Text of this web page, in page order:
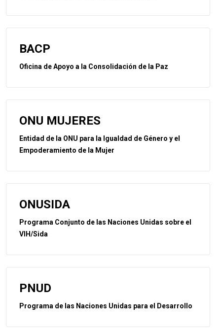
BACP
Oficina de Apoyo a la Consolidación de la Paz
ONU MUJERES
Entidad de la ONU para la Igualdad de Género y el
Empoderamiento de la Mujer
ONUSIDA
Programa Conjunto de las Naciones Unidas sobre el
VIH/Sida
PNUD
Programa de las Naciones Unidas para el Desarrollo